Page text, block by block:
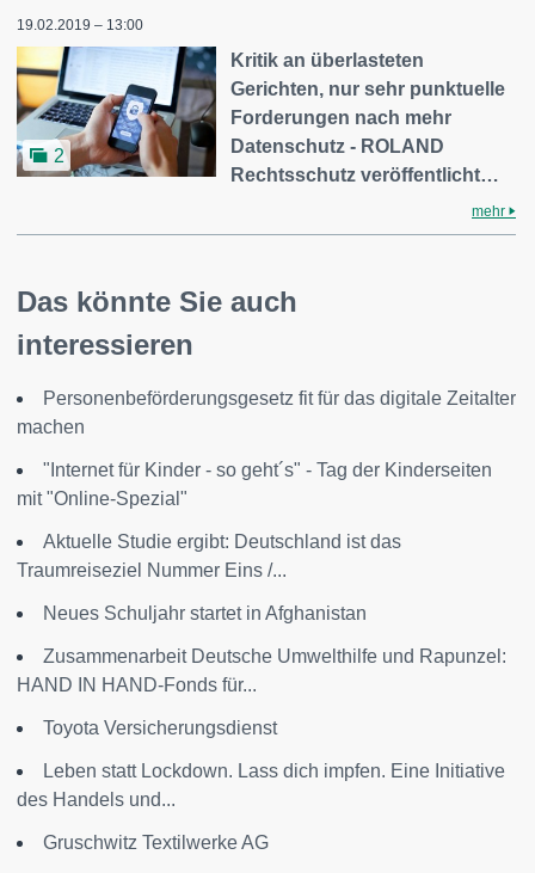
19.02.2019 – 13:00
2
Kritik an überlasteten
Gerichten, nur sehr punktuelle
Forderungen nach mehr
Datenschutz - ROLAND
Rechtsschutz veröffentlicht…
mehr
Das könnte Sie auch
interessieren
Personenbeförderungsgesetz fit für das digitale Zeitalter
machen
"Internet für Kinder - so geht´s" - Tag der Kinderseiten
mit "Online-Spezial"
Aktuelle Studie ergibt: Deutschland ist das
Traumreiseziel Nummer Eins /...
Neues Schuljahr startet in Afghanistan
Zusammenarbeit Deutsche Umwelthilfe und Rapunzel:
HAND IN HAND-Fonds für...
Toyota Versicherungsdienst
Leben statt Lockdown. Lass dich impfen. Eine Initiative
des Handels und...
Gruschwitz Textilwerke AG